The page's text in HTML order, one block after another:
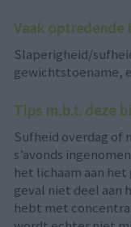
Vaak optredende
Slaperigheid/
gewichtstoename,
Tips m.b.t. deze
Sufheid overdag of
s’avonds
het lichaam aan
geval niet deel aan
hebt met